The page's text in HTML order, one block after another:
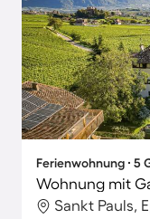
Ferienwohnung ∙ 5
Sankt Pauls,